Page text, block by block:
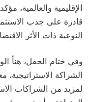
الإقليمية والعالمية،
قادرة على جذب
النوعية ذات الأثر
وفي ختام الحفل، هنأ
الشراكة
لمزيد من الشراكات